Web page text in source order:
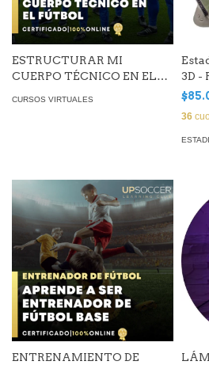
ESTRUCTURAR MI
CUERPO TÉCNICO EN EL
CURSOS VIRTUALES
3D -
36
ENTRENAMIENTO DE